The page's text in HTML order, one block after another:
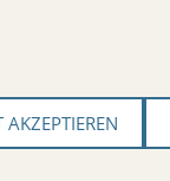
AKZEPTIEREN